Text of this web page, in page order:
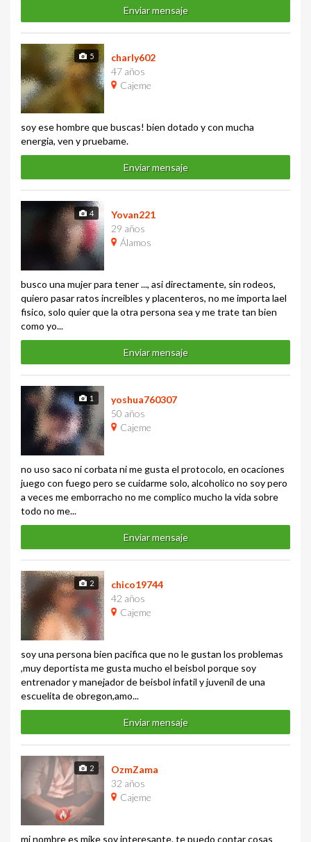
Enviar mensaje
5
charly602
47 años
Cajeme
soy ese hombre que buscas! bien dotado y con mucha
energia, ven y pruebame.
Enviar mensaje
4
Yovan221
29 años
Álamos
busco una mujer para tener ..., asi directamente, sin rodeos,
quiero pasar ratos increibles y placenteros, no me importa lael
fisico, solo quier que la otra persona sea y me trate tan bien
como yo...
Enviar mensaje
1
yoshua760307
50 años
Cajeme
no uso saco ni corbata ni me gusta el protocolo, en ocaciones
juego con fuego pero se cuidarme solo, alcoholico no soy pero
a veces me emborracho no me complico mucho la vida sobre
todo no me...
Enviar mensaje
2
chico19744
42 años
Cajeme
soy una persona bien pacifica que no le gustan los problemas
,muy deportista me gusta mucho el beisbol porque soy
entrenador y manejador de beisbol infatil y juvenil de una
escuelita de obregon,amo...
Enviar mensaje
2
OzmZama
32 años
Cajeme
mi nombre es mike soy interesante. te puedo contar cosas